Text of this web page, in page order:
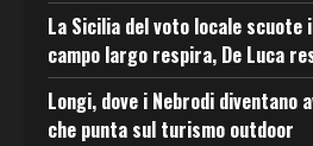
La Sicilia del voto locale
campo largo respira, De Luca
Longi, dove i Nebrodi diventano
che punta sul turismo outdoor